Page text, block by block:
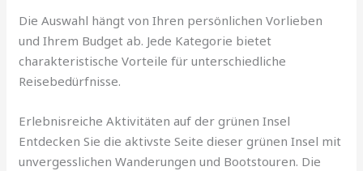
Die Auswahl hängt von Ihren persönlichen Vorlieben
und Ihrem Budget ab. Jede Kategorie bietet
charakteristische Vorteile für unterschiedliche
Reisebedürfnisse.
Erlebnisreiche Aktivitäten auf der grünen Insel
Entdecken Sie die aktivste Seite dieser grünen Insel mit
unvergesslichen Wanderungen und Bootstouren. Die